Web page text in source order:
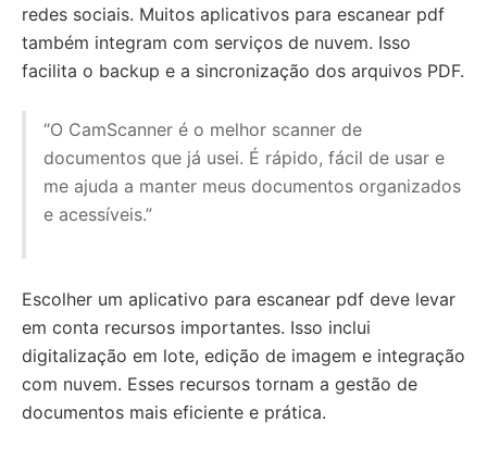
redes sociais. Muitos aplicativos para escanear pdf
também integram com serviços de nuvem. Isso
facilita o backup e a sincronização dos arquivos PDF.
“O CamScanner é o melhor scanner de
documentos que já usei. É rápido, fácil de usar e
me ajuda a manter meus documentos organizados
e acessíveis.”
Escolher um aplicativo para escanear pdf deve levar
em conta recursos importantes. Isso inclui
digitalização em lote, edição de imagem e integração
com nuvem. Esses recursos tornam a gestão de
documentos mais eficiente e prática.